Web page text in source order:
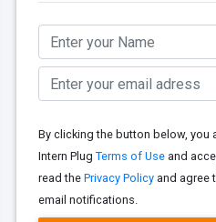
By clicking the button below, you
Intern Plug Terms of Useand
read the Privacy Policyand agree
email notifications.